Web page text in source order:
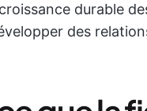
durable
des